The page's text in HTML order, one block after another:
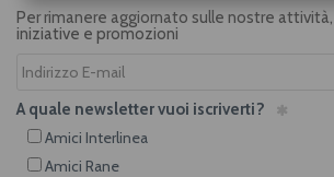
Per rimanere aggiornato sulle nostre attività,
iniziative e promozioni
A quale newsletter vuoi iscriverti?
Amici Interlinea
Amici Rane